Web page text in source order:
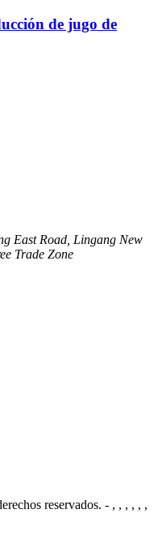
de jugo de
East Road, Lingang New
Trade Zone
reservados. - , , , , , ,